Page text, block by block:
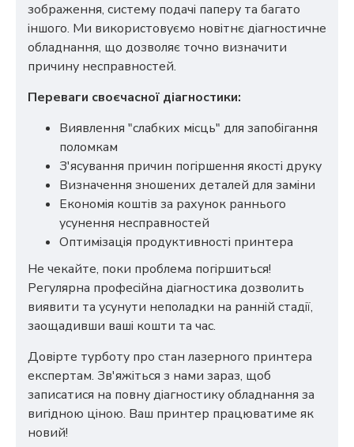
зображення, систему подачі паперу та багато
іншого. Ми використовуємо новітнє діагностичне
обладнання, що дозволяє точно визначити
причину несправностей.
Переваги своєчасної діагностики:
Виявлення "слабких місць" для запобігання
поломкам
З'ясування причин погіршення якості друку
Визначення зношених деталей для заміни
Економія коштів за рахунок раннього
усунення несправностей
Оптимізація продуктивності принтера
Не чекайте, поки проблема погіршиться!
Регулярна професійна діагностика дозволить
виявити та усунути неполадки на ранній стадії,
заощадивши ваші кошти та час.
Довірте турботу про стан лазерного принтера
експертам. Зв'яжіться з нами зараз, щоб
записатися на повну діагностику обладнання за
вигідною ціною. Ваш принтер працюватиме як
новий!